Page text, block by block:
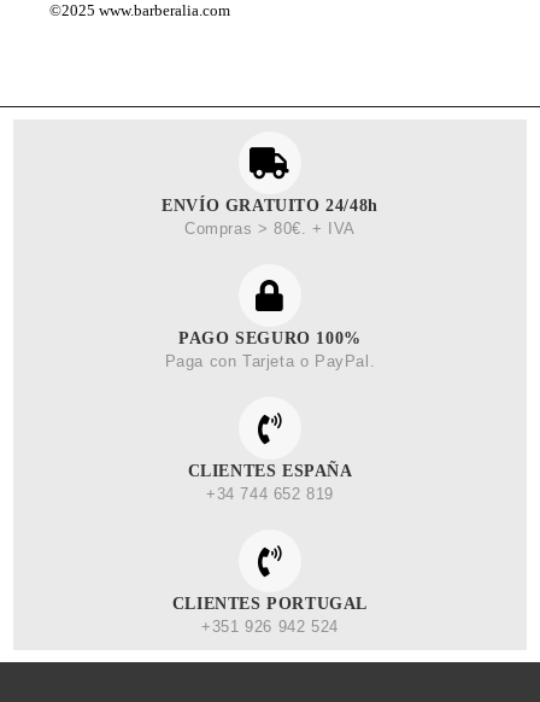
©2025www.barberalia.com
ENVÍO GRATUITO 24/48h
Compras > 80€. + IVA
PAGO SEGURO 100%
Paga con Tarjeta o PayPal.
CLIENTES ESPAÑA
+34 744 652 819
CLIENTES PORTUGAL
+351 926 942 524